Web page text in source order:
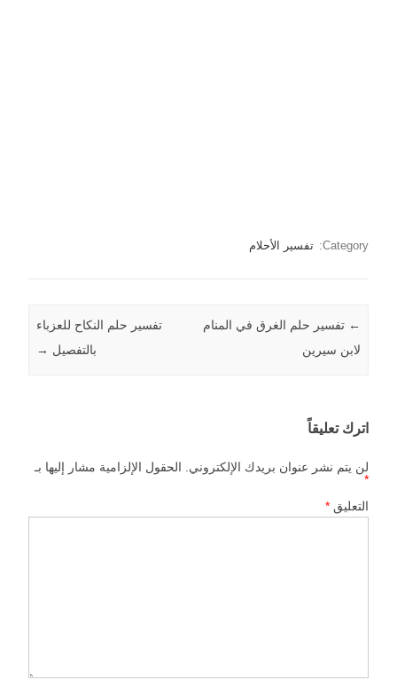
Category: تفسير الأحلام
Post navigation
← تفسير حلم الغرق في المنام
لابن سيرين
تفسير حلم النكاح للعزباء
بالتفصيل →
اترك تعليقاً
لن يتم نشر عنوان بريدك الإلكتروني.
الحقول الإلزامية مشار إليها بـ
*
التعليق *